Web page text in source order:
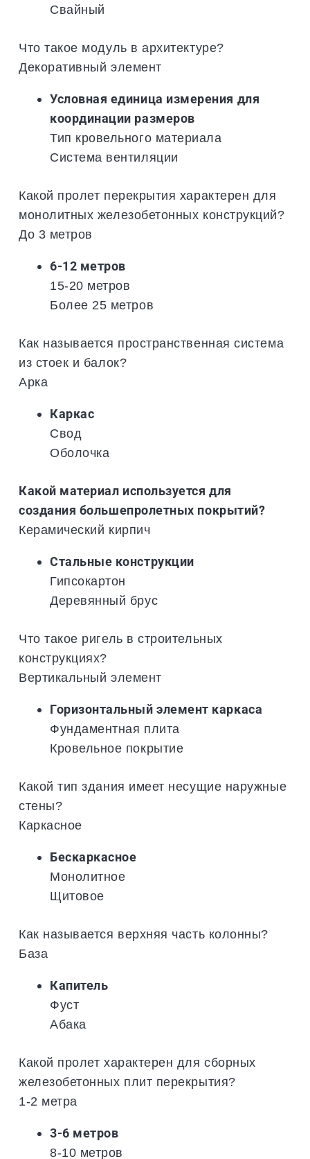
Свайный
Что такое модуль в архитектуре?
Декоративный элемент
Условная единица измерения для
координации размеров
Тип кровельного материала
Система вентиляции
Какой пролет перекрытия характерен для
монолитных железобетонных конструкций?
До 3 метров
6-12 метров
15-20 метров
Более 25 метров
Как называется пространственная система
из стоек и балок?
Арка
Каркас
Свод
Оболочка
Какой материал используется для
создания большепролетных покрытий?
Керамический кирпич
Стальные конструкции
Гипсокартон
Деревянный брус
Что такое ригель в строительных
конструкциях?
Вертикальный элемент
Горизонтальный элемент каркаса
Фундаментная плита
Кровельное покрытие
Какой тип здания имеет несущие наружные
стены?
Каркасное
Бескаркасное
Монолитное
Щитовое
Как называется верхняя часть колонны?
База
Капитель
Фуст
Абака
Какой пролет характерен для сборных
железобетонных плит перекрытия?
1-2 метра
3-6 метров
8-10 метров